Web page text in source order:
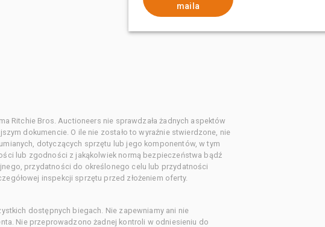
maila
Ritchie Bros. Auctioneers nie sprawdzała żadnych aspektów
dokumencie. O ile nie zostało to wyraźnie stwierdzone, nie
dotyczących sprzętu lub jego komponentów, w tym
lub zgodności z jakąkolwiek normą bezpieczeństwa bądź
przydatności do określonego celu lub przydatności
inspekcji sprzętu przed złożeniem oferty.
dostępnych biegach. Nie zapewniamy ani nie
Nie przeprowadzono żadnej kontroli w odniesieniu do